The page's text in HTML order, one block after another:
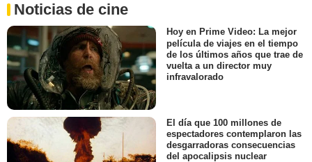
Noticias de cine
Hoy en Prime Video: La mejor
película de viajes en el tiempo
de los últimos años que trae de
vuelta a un director muy
infravalorado
El día que 100 millones de
espectadores contemplaron las
desgarradoras consecuencias
del apocalipsis nuclear